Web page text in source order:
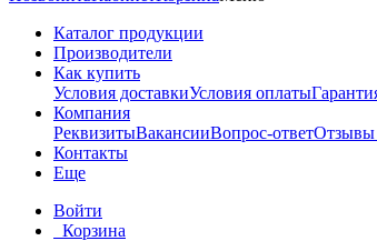
Каталог продукции
Производители
Как купить
Условия доставкиУсловия оплаты
Компания
РеквизитыВакансииВопрос-ответОтзывы
Контакты
Еще
Войти
Корзина